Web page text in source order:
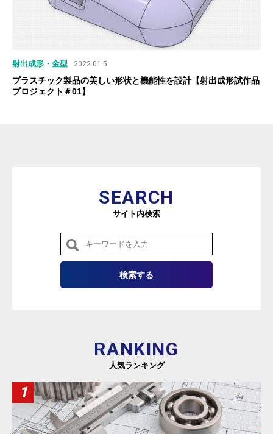
射出成形・金型 2022.01.5
プラスチック製品の美しい形状と機能性を設計【射出成形試作品
プロジェクト＃01】
SEARCH
サイト内検索
RANKING
人気ランキング